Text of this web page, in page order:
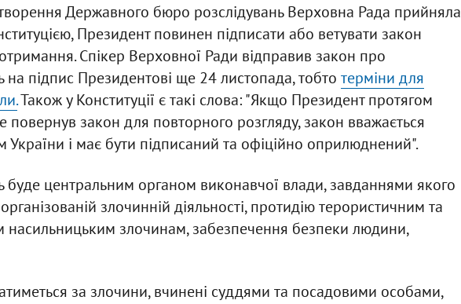
Державного бюро розслідувань Верховна Рада прийняла
Президент повинен підписати або ветувати закон
Спікер Верховної Ради відправив закон про
підпис Президентові ще 24 листопада, тобто терміни для
Також у Конституції є такі слова: "Якщо Президент протягом
повернув закон для повторного розгляду, закон вважається
і має бути підписаний та офіційно оприлюднений".
центральним органом виконавчої влади, завданнями якого
злочинній діяльності, протидію терористичним та
злочинам, забезпечення безпеки людини,
за злочини, вчинені суддями та посадовими особами,